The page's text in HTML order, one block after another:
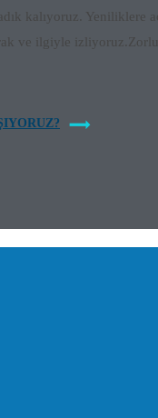
kalıyoruz. Yeniliklere
ve ilgiyle